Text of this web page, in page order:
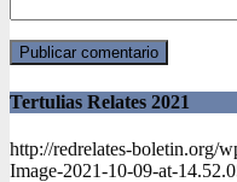
Tertulias Relates 2021
http://redrelates-boletin.org/
Image-2021-10-09-at-